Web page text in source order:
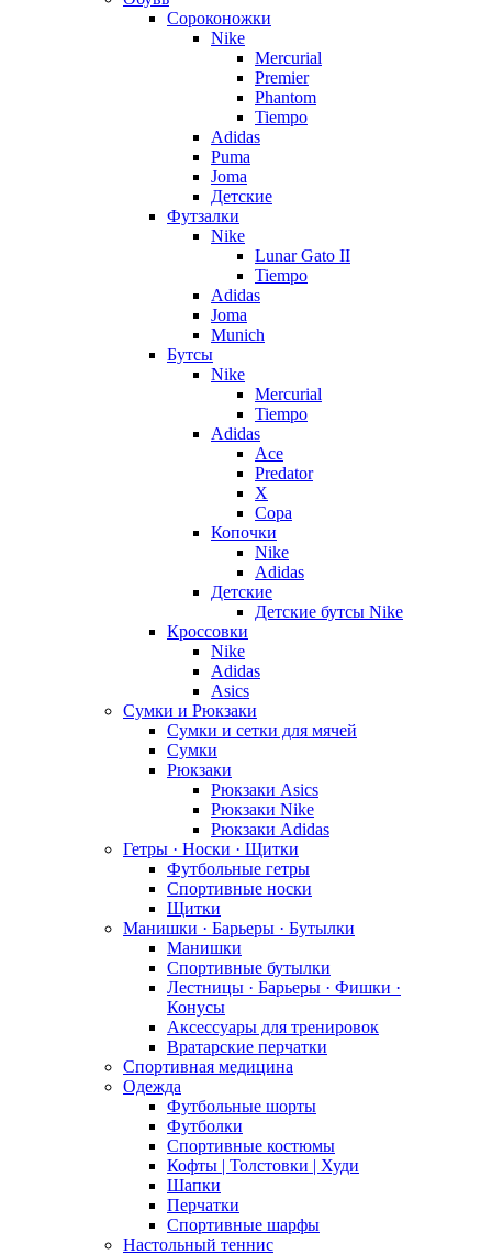
Сороконожки
Nike
Mercurial
Premier
Phantom
Tiempo
Adidas
Puma
Joma
Детские
Футзалки
Nike
Lunar Gato II
Tiempo
Adidas
Joma
Munich
Бутсы
Nike
Mercurial
Tiempo
Adidas
Ace
Predator
X
Copa
Копочки
Nike
Adidas
Детские
Детские бутсы Nike
Кроссовки
Nike
Adidas
Asics
Сумки и Рюкзаки
Сумки и сетки для мячей
Сумки
Рюкзаки
Рюкзаки Asics
Рюкзаки Nike
Рюкзаки Adidas
Гетры · Носки · Щитки
Футбольные гетры
Спортивные носки
Щитки
Манишки · Барьеры · Бутылки
Манишки
Спортивные бутылки
Лестницы · Барьеры · Фишки ·
Конусы
Аксессуары для тренировок
Вратарские перчатки
Спортивная медицина
Одежда
Футбольные шорты
Футболки
Спортивные костюмы
Кофты | Толстовки | Худи
Шапки
Перчатки
Спортивные шарфы
Настольный теннис